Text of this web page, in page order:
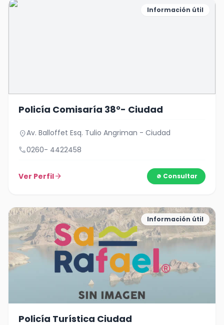
Información útil
Policía Comisaría 38°- Ciudad
location_onAv. Balloffet Esq. Tulio Angriman - Ciudad
call0260- 4422458
Ver Perfilarrow_forward Consultar
Información útil
Policía Turística Ciudad